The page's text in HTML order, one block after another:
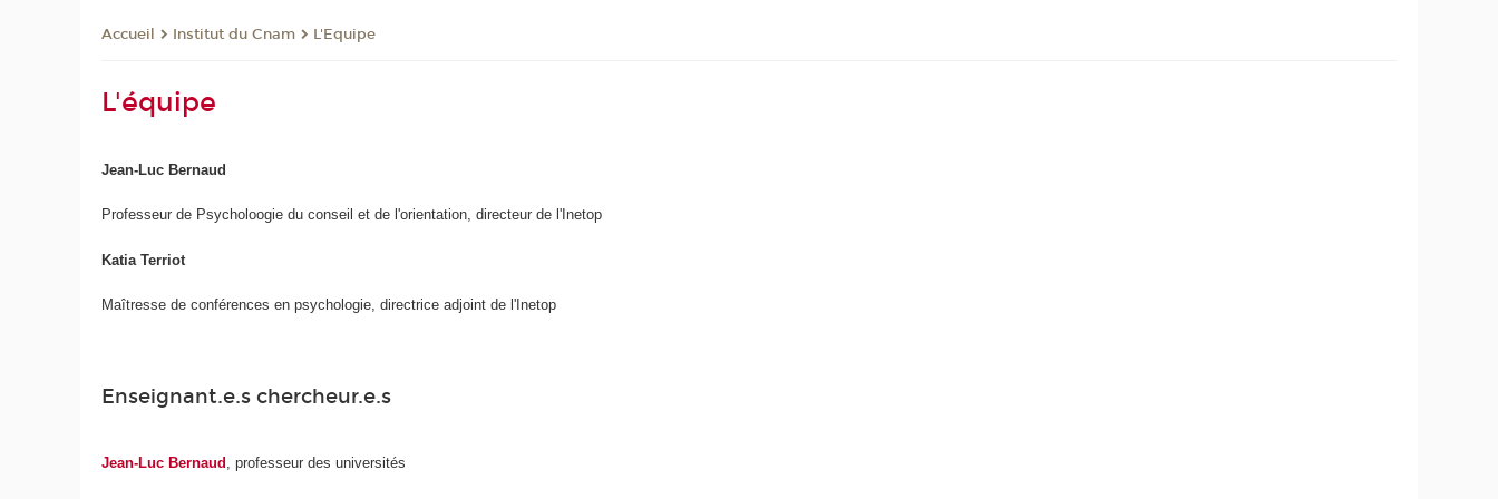
Accueil Institut du Cnam L'Equipe
L'équipe
Jean-Luc Bernaud
Professeur de Psycholoogie du conseil et de l'orientation, directeur de l'Inetop
Katia Terriot
Maîtresse de conférences en psychologie, directrice adjoint de l'Inetop
Enseignant.e.s chercheur.e.s
Jean-Luc Bernaud , professeur des universités